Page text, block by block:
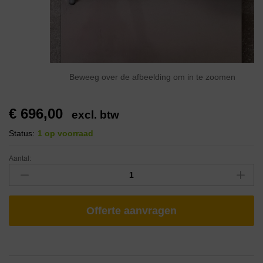
Beweeg over de afbeelding om in te zoomen
€ 696,00 excl. btw
Status: 1 op voorraad
Aantal:
Offerte aanvragen